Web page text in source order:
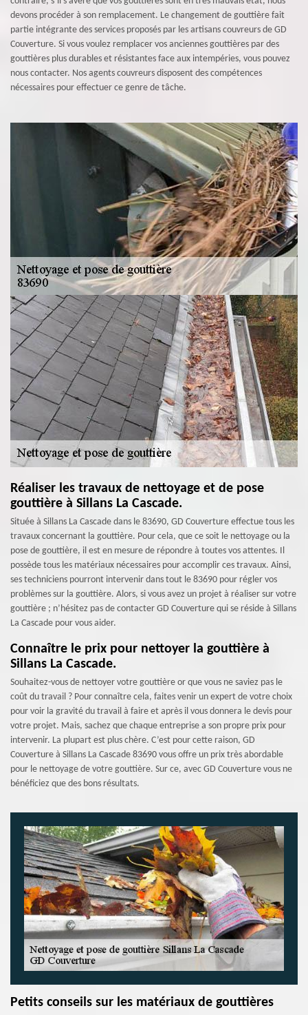
devons procéder à son remplacement. Le changement de gouttière fait
partie intégrante des services proposés par les artisans couvreurs de GD
Couverture. Si vous voulez remplacer vos anciennes gouttières par des
gouttières plus durables et résistantes face aux intempéries, vous pouvez
nous contacter. Nos agents couvreurs disposent des compétences
nécessaires pour effectuer ce genre de tâche.
Réaliser les travaux de nettoyage et de pose
gouttière à Sillans La Cascade.
Située à Sillans La Cascade dans le 83690, GD Couverture effectue tous les
travaux concernant la gouttière. Pour cela, que ce soit le nettoyage ou la
pose de gouttière, il est en mesure de répondre à toutes vos attentes. Il
possède tous les matériaux nécessaires pour accomplir ces travaux. Ainsi,
ses techniciens pourront intervenir dans tout le 83690 pour régler vos
problèmes sur la gouttière. Alors, si vous avez un projet à réaliser sur votre
gouttière ; n’hésitez pas de contacter GD Couverture qui se réside à Sillans
La Cascade pour vous aider.
Connaître le prix pour nettoyer la gouttière à
Sillans La Cascade.
Souhaitez-vous de nettoyer votre gouttière or que vous ne saviez pas le
coût du travail ? Pour connaître cela, faites venir un expert de votre choix
pour voir la gravité du travail à faire et après il vous donnera le devis pour
votre projet. Mais, sachez que chaque entreprise a son propre prix pour
intervenir. La plupart est plus chère. C’est pour cette raison, GD
Couverture à Sillans La Cascade 83690 vous offre un prix très abordable
pour le nettoyage de votre gouttière. Sur ce, avec GD Couverture vous ne
bénéficiez que des bons résultats.
Petits conseils sur les matériaux de gouttières